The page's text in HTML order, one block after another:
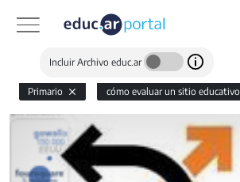
Incluir Archivo educ.ar
Primario cómo evaluar un sitio educativo